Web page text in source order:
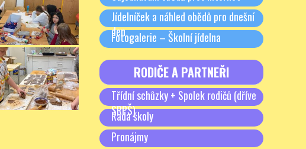
Jídelníček a náhled obědů pro dnešní
den
Fotogalerie – Školní jídelna
RODIČE A PARTNEŘI
Třídní schůzky + Spolek rodičů (dříve
SRPŠ)
Rada školy
Pronájmy